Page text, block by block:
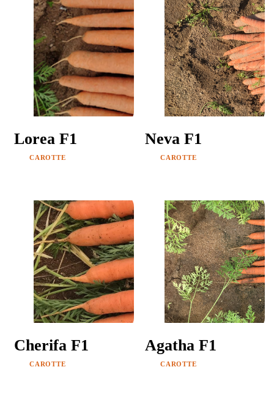
Lorea F1
CAROTTE
Neva F1
CAROTTE
Cherifa F1
CAROTTE
Agatha F1
CAROTTE